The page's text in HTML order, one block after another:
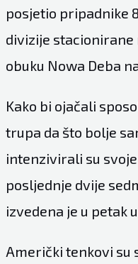
posjetio pripadnike
divizije
obuku Nowa Deba
Kako bi ojačali
trupa da što bolje
intenzivirali su
posljednje dvije
izvedena je u petak
Američki tenkovi su